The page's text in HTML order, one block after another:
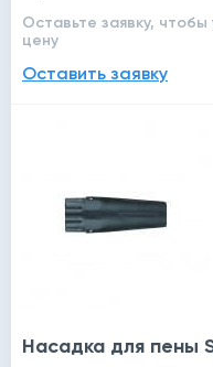
Оставьте заявку, чтобы
цену
Оставить заявку
Насадка для пены